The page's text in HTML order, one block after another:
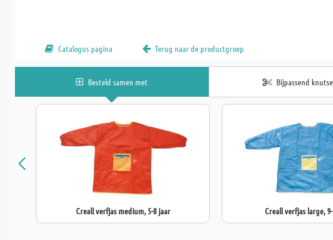
Catalogus pagina Terug naar de productgroep
Besteld samen met Bijpassend
Creall verfjas medium, 5-8 jaar Creall verfjas large,